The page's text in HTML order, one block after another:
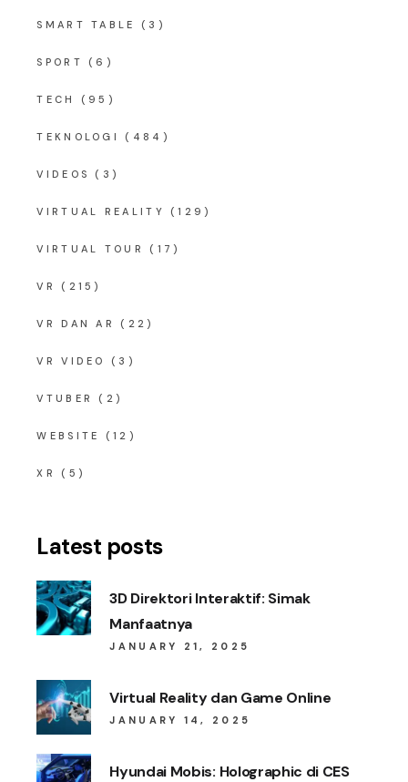
SMART TABLE (3)
SPORT (6)
TECH (95)
TEKNOLOGI (484)
VIDEOS (3)
VIRTUAL REALITY (129)
VIRTUAL TOUR (17)
VR (215)
VR DAN AR (22)
VR VIDEO (3)
VTUBER (2)
WEBSITE (12)
XR (5)
Latest posts
3D Direktori Interaktif: Simak
Manfaatnya
JANUARY 21, 2025
Virtual Reality dan Game Online
JANUARY 14, 2025
Hyundai Mobis: Holographic di CES